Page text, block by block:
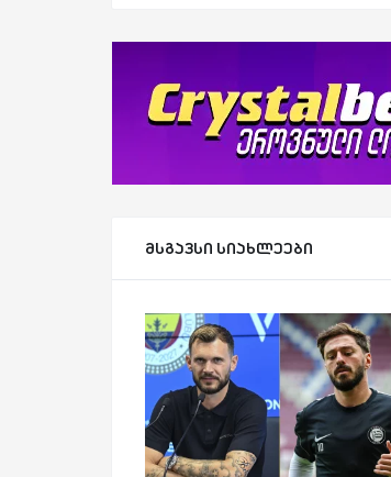
მსგავსი სიახლეები